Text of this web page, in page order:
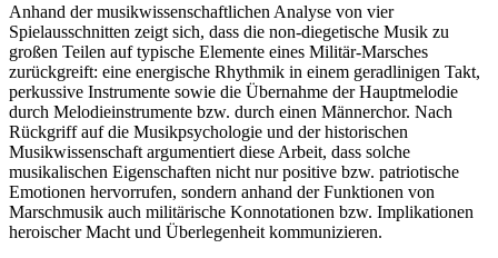
Anhand der musikwissenschaftlichen Analyse von vier
Spielausschnitten zeigt sich, dass die non-diegetische Musik zu
großen Teilen auf typische Elemente eines Militär-Marsches
zurückgreift: eine energische Rhythmik in einem geradlinigen Takt,
perkussive Instrumente sowie die Übernahme der Hauptmelodie
durch Melodieinstrumente bzw. durch einen Männerchor. Nach
Rückgriff auf die Musikpsychologie und der historischen
Musikwissenschaft argumentiert diese Arbeit, dass solche
musikalischen Eigenschaften nicht nur positive bzw. patriotische
Emotionen hervorrufen, sondern anhand der Funktionen von
Marschmusik auch militärische Konnotationen bzw. Implikationen
heroischer Macht und Überlegenheit kommunizieren.